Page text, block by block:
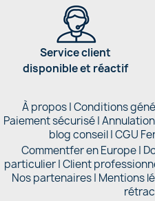
Service client
disponible et réactif
À propos|Conditions
Paiement sécurisé|
blog conseil|CGU
Commentfer en Europe|
particulier|Client
Nos partenaires | Mentions